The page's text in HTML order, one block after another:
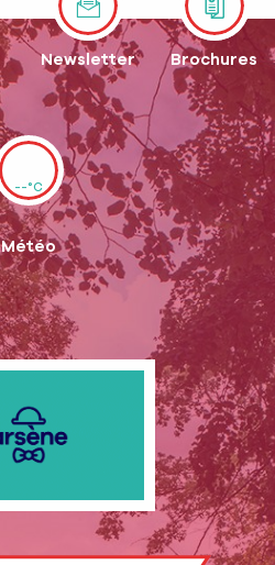
Newsletter Brochures
--°C
Météo